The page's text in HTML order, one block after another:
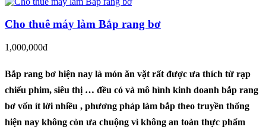
Cho thuê máy làm Bắp rang bơ
1,000,000đ
Bắp rang bơ hiện nay là món ăn vặt rất được ưa thích từ rạp
chiếu phim, siêu thị … đều có và mô hình kinh doanh bắp rang
bơ vốn ít lời nhiều , phương pháp làm bắp theo truyền thống
hiện nay không còn ưa chuộng vì không an toàn thực phẩm